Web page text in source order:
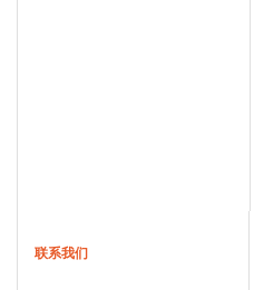
联系我们